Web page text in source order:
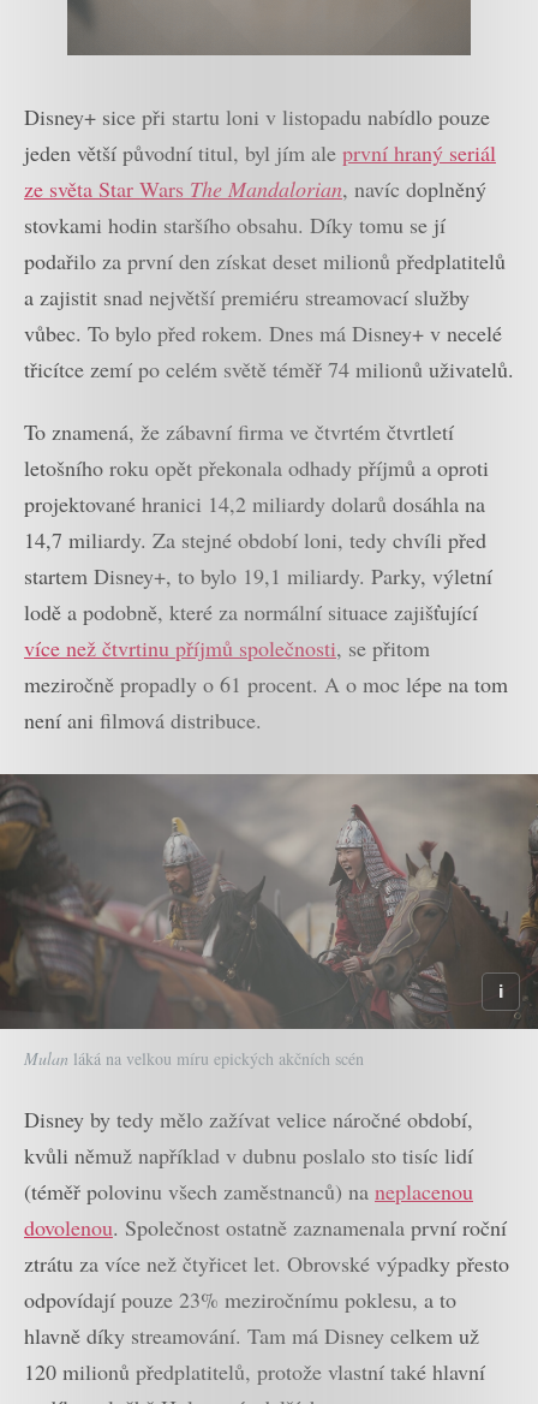
Disney+ sice při startu loni v listopadu nabídlo pouze
jeden větší původní titul, byl jím ale první hraný seriál
ze světa Star Wars The Mandalorian, navíc doplněný
stovkami hodin staršího obsahu. Díky tomu se jí
podařilo za první den získat deset milionů předplatitelů
a zajistit snad největší premiéru streamovací služby
vůbec. To bylo před rokem. Dnes má Disney+ v necelé
třicítce zemí po celém světě téměř 74 milionů uživatelů.
To znamená, že zábavní firma ve čtvrtém čtvrtletí
letošního roku opět překonala odhady příjmů a oproti
projektované hranici 14,2 miliardy dolarů dosáhla na
14,7 miliardy. Za stejné období loni, tedy chvíli před
startem Disney+, to bylo 19,1 miliardy. Parky, výletní
lodě a podobně, které za normální situace zajišťující
více než čtvrtinu příjmů společnosti, se přitom
meziročně propadly o 61 procent. A o moc lépe na tom
není ani filmová distribuce.
Mulan láká na velkou míru epických akčních scén
Disney by tedy mělo zažívat velice náročné období,
kvůli němuž například v dubnu poslalo sto tisíc lidí
(téměř polovinu všech zaměstnanců) na neplacenou
dovolenou. Společnost ostatně zaznamenala první roční
ztrátu za více než čtyřicet let. Obrovské výpadky přesto
odpovídají pouze 23% meziročnímu poklesu, a to
hlavně díky streamování. Tam má Disney celkem už
120 milionů předplatitelů, protože vlastní také hlavní